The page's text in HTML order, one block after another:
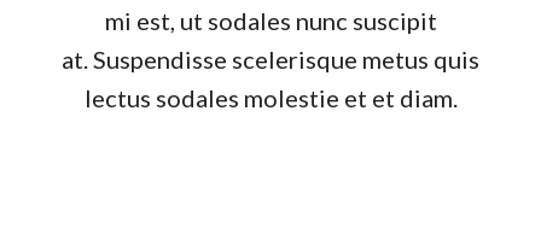
mi est, ut sodales nunc suscipit
at. Suspendisse scelerisque metus quis
lectus sodales molestie et et diam.